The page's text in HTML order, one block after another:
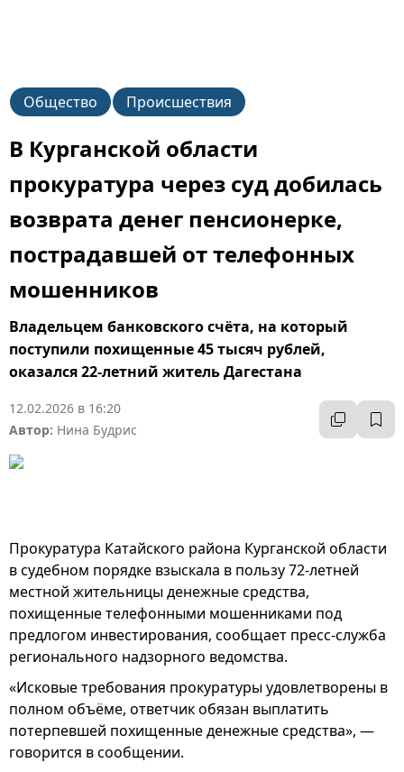
Общество Происшествия
В Курганской области
прокуратура через суд добилась
возврата денег пенсионерке,
пострадавшей от телефонных
мошенников
Владельцем банковского счёта, на который
поступили похищенные 45 тысяч рублей,
оказался 22-летний житель Дагестана
12.02.2026 в 16:20
Автор: Нина Будрис
Прокуратура Катайского района Курганской области
в судебном порядке взыскала в пользу 72-летней
местной жительницы денежные средства,
похищенные телефонными мошенниками под
предлогом инвестирования, сообщает пресс-служба
регионального надзорного ведомства.
«Исковые требования прокуратуры удовлетворены в
полном объёме, ответчик обязан выплатить
потерпевшей похищенные денежные средства», —
говорится в сообщении.